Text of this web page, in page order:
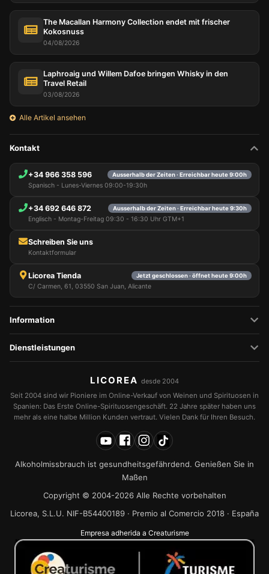
The Macallan Harmony Collection endet mit frischer
Kokosnuss
04/08/2026
Laphroaig und Willem Dafoe bringen Whisky in den
Travel Retail
03/08/2026
Alle Artikel ansehen
Kontakt
+34 966 358 596 Ausserhalb der Zeiten · Erreichbar heute 9:00h
Spanisch - Lunes-Viernes 09:00-19:30h
+34 692 646 872 Ausserhalb der Zeiten · Erreichbar heute 9:30h
Englisch - Montag-Freitag 09:30 - 16:30 Uhr GTM+1
Schreiben Sie uns
Kontaktformular
Licorea Tienda Jetzt geschlossen · öffnet heute 9:00h
C/ Carmen, 61, 03550 San Juan, Alicante
Information
Dienstleistungen
LICOREA desde 2004
Seit 2004 sind wir Pioniere im Online-Verkauf von Weinen und Spirituosen in
Spanien: Das Erste Online-Spirituosengeschäft. 22 Jahre später haben uns
mehr als eine halbe Million Kunden vertraut. Vielen Dank für Ihren Besuch.
Alkoholmissbrauch ist gesundheitsgefährdend. Genießen Sie in
Maßen
Copyright © 2004-2026 Alle Rechte vorbehalten
Licorea, S.L.U. NIF-B54400189 · Premio al Comercio 2018 · España
Empresa adherida a Creaturisme